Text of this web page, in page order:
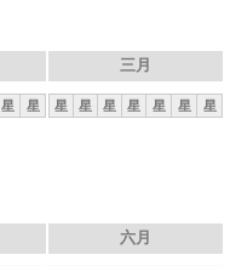
星 星
三月
星 星 星 星 星 星 星
六月